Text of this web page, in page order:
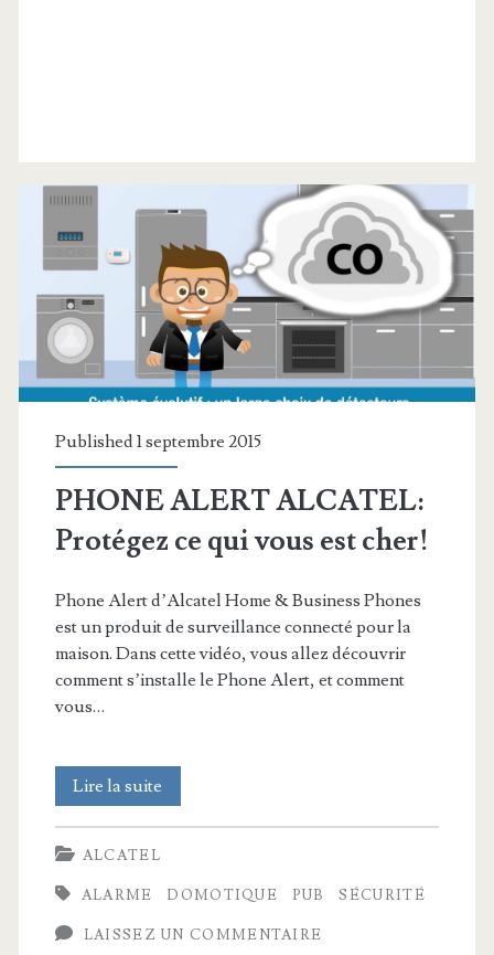
Catégorie :
<span>Alcatel</span>
Published 1 septembre 2015
PHONE ALERT ALCATEL:
Protégez ce qui vous est cher!
Phone Alert d’Alcatel Home & Business Phones
est un produit de surveillance connecté pour la
maison. Dans cette vidéo, vous allez découvrir
comment s’installe le Phone Alert, et comment
vous…
Lire la suite
ALERT
Protégez
ce
ALCATEL
ALARME DOMOTIQUE PUB SÉCURITÉ
LAISSEZ UN COMMENTAIRE